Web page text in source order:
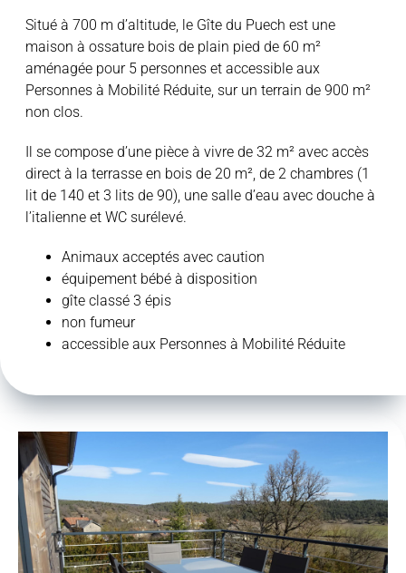
Situé à 700 m d’altitude, le Gîte du Puech est une
maison à ossature bois de plain pied de 60 m²
aménagée pour 5 personnes et accessible aux
Personnes à Mobilité Réduite, sur un terrain de 900 m²
non clos.
Il se compose d’une pièce à vivre de 32 m² avec accès
direct à la terrasse en bois de 20 m², de 2 chambres (1
lit de 140 et 3 lits de 90), une salle d’eau avec douche à
l’italienne et WC surélevé.
Animaux acceptés avec caution
équipement bébé à disposition
gîte classé 3 épis
non fumeur
accessible aux Personnes à Mobilité Réduite